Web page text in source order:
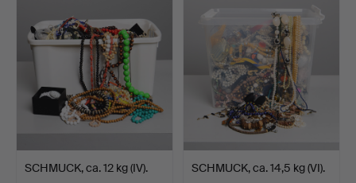
SCHMUCK, ca. 12 kg (IV). SCHMUCK, ca. 14,5 kg (VI).